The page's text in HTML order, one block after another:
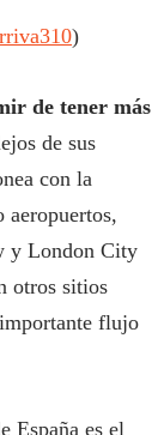
)
de tener más
de sus
con la
y London City
otros sitios
flujo
España es el